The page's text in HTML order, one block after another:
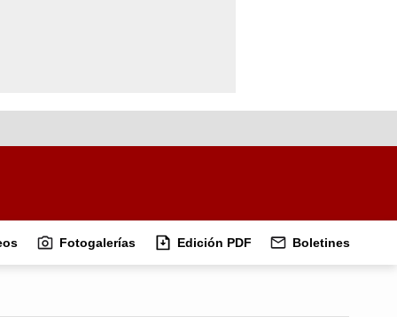
Fotogalerías Edición PDF Boletines